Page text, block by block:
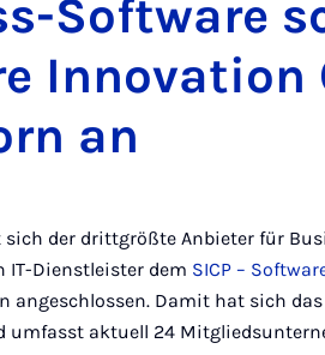
Software
Innovation
an
sich der drittgrößte Anbieter für
IT-Dienstleister dem SICP –
angeschlossen. Damit hat sich
umfasst aktuell 24